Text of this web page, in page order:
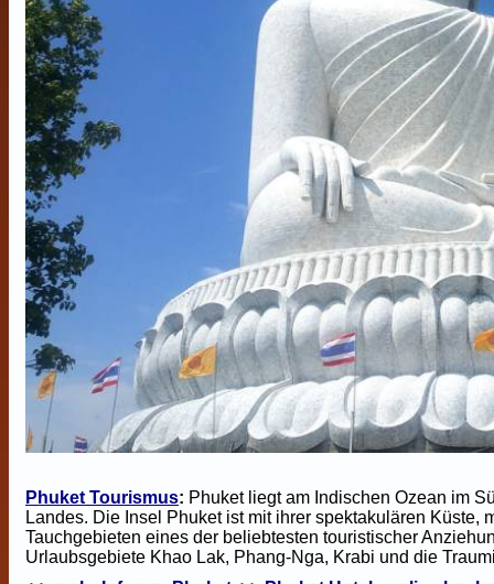
Phuket Tourismus: Phuket liegt am Indischen Ozean im
Landes. Die Insel Phuket ist mit ihrer spektakulären
Tauchgebieten eines der beliebtesten touristischer
Urlaubsgebiete Khao Lak, Phang-Nga, Krabi und die